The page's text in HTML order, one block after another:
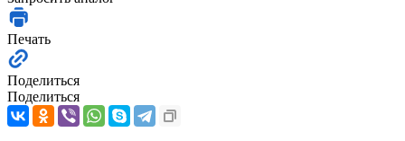
Печать
Поделиться
Поделиться